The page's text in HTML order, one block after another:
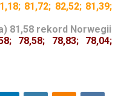
81,72; 82,52; 81,39;
81,58 rekord Norwegii
78,58; 78,83; 78,04;